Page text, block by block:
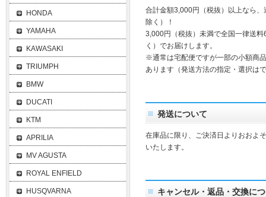
合計金額3,000円（税抜）以上なら
除く）！
3,000円（税抜）未満で全国一律送
く）でお届けします。
※通常は宅配便ですが一部の小額商
あります（発送方法の指定・選択は
発送について
在庫品に限り、ご決済日よりおおよ
いたします。
キャンセル・返品・交換に
HONDA
YAMAHA
KAWASAKI
TRIUMPH
BMW
DUCATI
KTM
APRILIA
MV AGUSTA
ROYAL ENFIELD
HUSQVARNA